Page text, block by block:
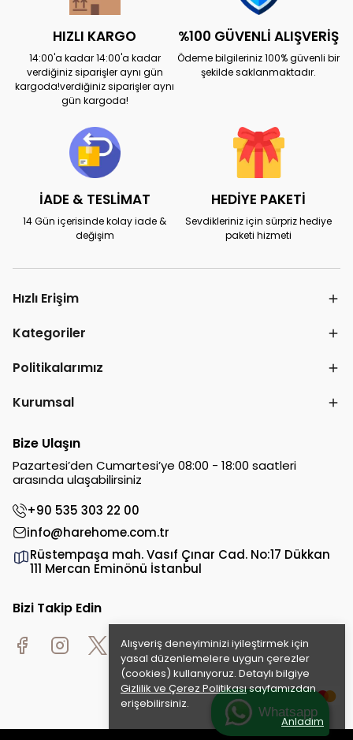
Alışveriş deneyiminizi iyileştirmek için
yasal düzenlemelere uygun çerezler
(cookies) kullanıyoruz. Detaylı bilgiye
Gizlilik ve Çerez Politikasısayfamızdan
erişebilirsiniz.
Anladım
HIZLI KARGO
14:00'a kadar 14:00'a kadar
verdiğiniz siparişler aynı gün
kargoda!verdiğiniz siparişler aynı
gün kargoda!
%100 GÜVENLİ ALIŞVERİŞ
Ödeme bilgileriniz 100% güvenli bir
şekilde saklanmaktadır.
İADE & TESLİMAT
14 Gün içerisinde kolay iade &
değişim
HEDİYE PAKETİ
Sevdikleriniz için sürpriz hediye
paketi hizmeti
Hızlı Erişim
Kategoriler
Politikalarımız
Kurumsal
Bize Ulaşın
Pazartesi’den Cumartesi’ye 08:00 - 18:00 saatleri
arasında ulaşabilirsiniz
+90 535 303 22 00
info@harehome.com.tr
Rüstempaşa mah. Vasıf Çınar Cad. No:17 Dükkan
111 Mercan Eminönü İstanbul
Bizi Takip Edin
Whatsapp